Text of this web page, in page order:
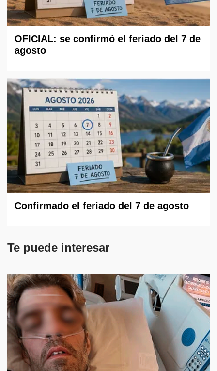
OFICIAL: se confirmó el feriado del 7 de
agosto
Confirmado el feriado del 7 de agosto
Te puede interesar